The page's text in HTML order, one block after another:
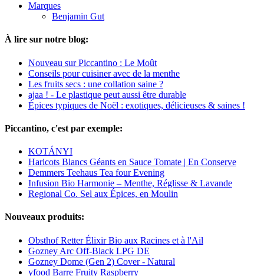
Marques
Benjamin Gut
À lire sur notre blog:
Nouveau sur Piccantino : Le Moût
Conseils pour cuisiner avec de la menthe
Les fruits secs : une collation saine ?
ajaa ! - Le plastique peut aussi être durable
Épices typiques de Noël : exotiques, délicieuses & saines !
Piccantino, c'est par exemple:
KOTÁNYI
Haricots Blancs Géants en Sauce Tomate | En Conserve
Demmers Teehaus Tea four Evening
Infusion Bio Harmonie – Menthe, Réglisse & Lavande
Regional Co. Sel aux Épices, en Moulin
Nouveaux produits:
Obsthof Retter Élixir Bio aux Racines et à l'Ail
Gozney Arc Off-Black LPG DE
Gozney Dome (Gen 2) Cover - Natural
yfood Barre Fruity Raspberry